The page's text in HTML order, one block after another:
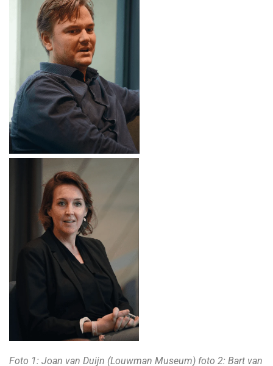
Foto 1: Joan van Duijn (Louwman Museum) foto 2: Bart van